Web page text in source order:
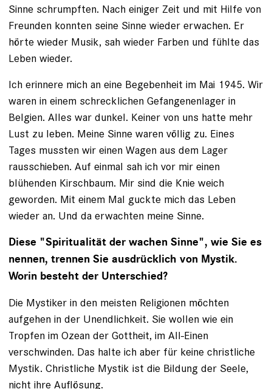
Sinne schrumpften. Nach einiger Zeit und mit Hilfe von
Freunden konnten seine Sinne wieder erwachen. Er
hörte wieder Musik, sah wieder Farben und fühlte das
Leben wieder.
Ich erinnere mich an eine Begebenheit im Mai 1945. Wir
waren in einem schrecklichen Gefangenenlager in
Belgien. Alles war dunkel. Keiner von uns hatte mehr
Lust zu leben. Meine Sinne waren völlig zu. Eines
Tages mussten wir einen Wagen aus dem Lager
rausschieben. Auf einmal sah ich vor mir einen
blühenden Kirschbaum. Mir sind die Knie weich
geworden. Mit einem Mal guckte mich das Leben
wieder an. Und da erwachten meine Sinne.
Diese "Spiritualität der wachen Sinne", wie Sie es
nennen, trennen Sie ausdrücklich von Mystik.
Worin besteht der Unterschied?
Die Mystiker in den meisten Religionen möchten
aufgehen in der Unendlichkeit. Sie wollen wie ein
Tropfen im Ozean der Gottheit, im All-Einen
verschwinden. Das halte ich aber für keine christliche
Mystik. Christliche Mystik ist die Bildung der Seele,
nicht ihre Auflösung.